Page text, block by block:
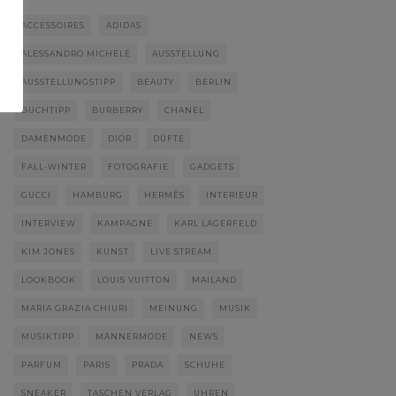
ACCESSOIRES ADIDAS
ALESSANDRO MICHELE AUSSTELLUNG
AUSSTELLUNGSTIPP BEAUTY BERLIN
BUCHTIPP BURBERRY CHANEL
DAMENMODE DIOR DÜFTE
FALL-WINTER FOTOGRAFIE GADGETS
GUCCI HAMBURG HERMÈS INTERIEUR
INTERVIEW KAMPAGNE KARL LAGERFELD
KIM JONES KUNST LIVE STREAM
LOOKBOOK LOUIS VUITTON MAILAND
MARIA GRAZIA CHIURI MEINUNG MUSIK
MUSIKTIPP MÄNNERMODE NEWS
PARFUM PARIS PRADA SCHUHE
SNEAKER TASCHEN VERLAG UHREN